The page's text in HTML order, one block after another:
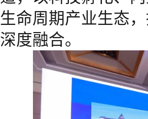
生命周期产业生态
深度融合。